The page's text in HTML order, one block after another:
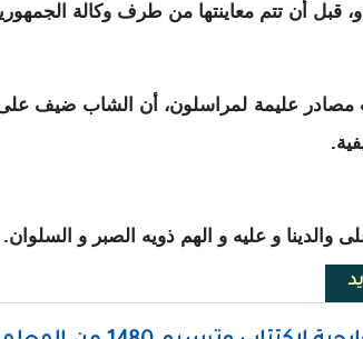
قبل أن تتم معاينتها من طرف وكالة
مصادر عليمة لمراسلون، أن الشاب ضيف على
والدينا و عليه و الهم ذويه الصبر و السلوان.
حول نواذيبو: وفاة شاب غرقا في البحر -